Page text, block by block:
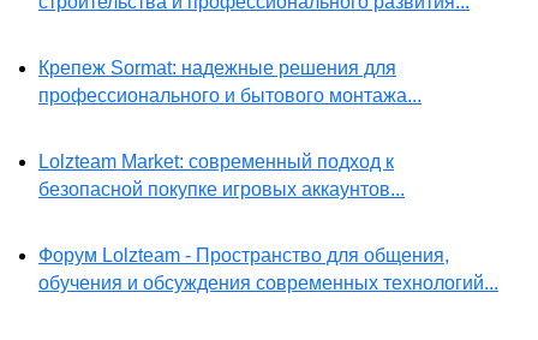
Крепеж Sormat: надежные решения для
профессионального и бытового монтажа...
Lolzteam Market: современный подход к
безопасной покупке игровых аккаунтов...
Форум Lolzteam - Пространство для общения,
обучения и обсуждения современных технологий...